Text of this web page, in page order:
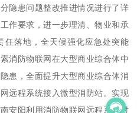
隐患问题整改推进情况进行了详
作要求，进一步理清、物业和承
任落地，全天候强化应急处突能
消防物联网在大型商业综合体中
患，全面提升大型商业综合体消
远程系统接入微型消防站。实现
安阳利用消防物联网远程系统对